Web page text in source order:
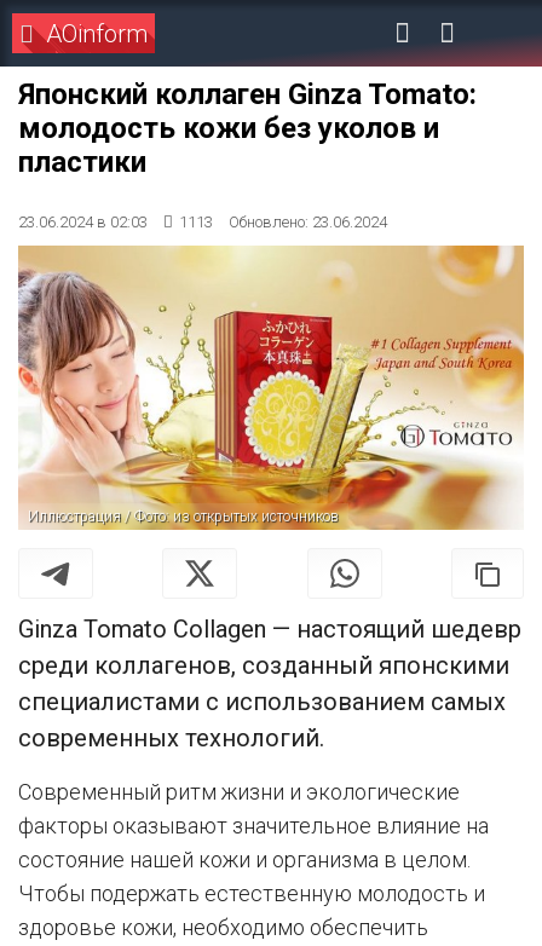
AOinform
Японский коллаген Ginza Tomato:
молодость кожи без уколов и
пластики
23.06.2024 в 02:03 1113 Обновлено: 23.06.2024
Иллюстрация / Фото: из открытых источников
Ginza Tomato Collagen — настоящий шедевр
среди коллагенов, созданный японскими
специалистами с использованием самых
современных технологий.
Современный ритм жизни и экологические
факторы оказывают значительное влияние на
состояние нашей кожи и организма в целом.
Чтобы подержать естественную молодость и
здоровье кожи, необходимо обеспечить